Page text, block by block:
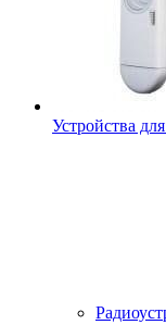
Устройства